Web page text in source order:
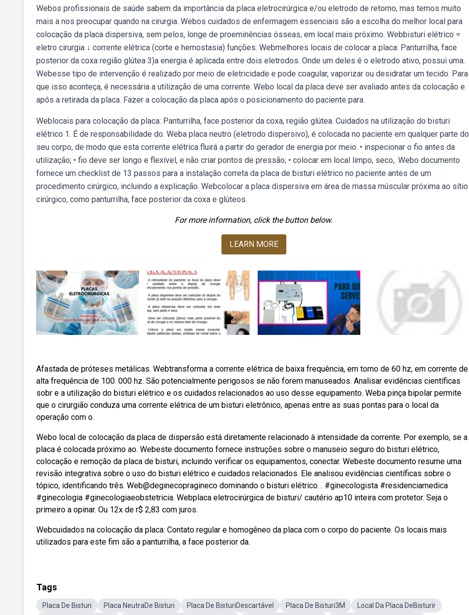
Webos profissionais de saúde sabem da importância da placa eletrocirúrgica e/ou eletrodo de retorno, mas temos muito
mais a nos preocupar quando na cirurgia. Webos cuidados de enfermagem essenciais são a escolha do melhor local para
colocação da placa dispersiva, sem pelos, longe de proeminências ósseas, em local mais próximo. Webbisturi elétrico =
eletro cirurgia ↓ corrente elétrica (corte e hemostasia) funções: Webmelhores locais de colocar a placa: Panturrilha, face
posterior da coxa região glútea 3)a energia é aplicada entre dois eletrodos. Onde um deles é o eletrodo ativo, possui uma.
Webesse tipo de intervenção é realizado por meio de eletricidade e pode coagular, vaporizar ou desidratar um tecido. Para
que isso aconteça, é necessária a utilização de uma corrente. Webo local da placa deve ser avaliado antes da colocação e
após a retirada da placa. Fazer a colocação da placa após o posicionamento do paciente para.
Weblocais para colocação da placa: Panturrilha, face posterior da coxa, região glútea. Cuidados na utilização do bisturi
elétrico 1. É de responsabilidade do. Weba placa neutro (eletrodo dispersivo), é colocada no paciente em qualquer parte do
seu corpo, de modo que esta corrente elétrica fluirá a partir do gerador de energia por meio. • inspecionar o fio antes da
utilização; • fio deve ser longo e flexível, e não criar pontos de pressão; • colocar em local limpo, seco,. Webo documento
fornece um checklist de 13 passos para a instalação correta da placa de bisturi elétrico no paciente antes de um
procedimento cirúrgico, incluindo a explicação. Webcolocar a placa dispersiva em área de massa múscular próxima ao sítio
cirúrgico, como panturrilha, face posterior da coxa e glúteos.
For more information, click the button below.
LEARN MORE
Afastada de próteses metálicas. Webtransforma a corrente elétrica de baixa frequência, em torno de 60 hz, em corrente de
alta frequência de 100. 000 hz. São potencialmente perigosos se não forem manuseados. Analisar evidências científicas
sobr e a utilização do bisturi elétrico e os cuidados relacionados ao uso desse equipamento. Weba pinça bipolar permite
que o cirurgião conduza uma corrente elétrica de um bisturi eletrônico, apenas entre as suas pontas para o local da
operação com o.
Webo local de colocação da placa de dispersão está diretamente relacionado à intensidade da corrente. Por exemplo, se a
placa é colocada próximo ao. Webeste documento fornece instruções sobre o manuseio seguro do bisturi elétrico,
colocação e remoção da placa de bisturi, incluindo verificar os equipamentos, conectar. Webeste documento resume uma
revisão integrativa sobre o uso do bisturi elétrico e cuidados relacionados. Ele analisou evidências científicas sobre o
tópico, identificando três. Web@deginecopragineco dominando o bisturi elétrico. . #ginecologista #residenciamedica
#ginecologia #ginecologiaeobstetricia. Webplaca eletrocirúrgica de bisturi/ cautério ap10 inteira com protetor. Seja o
primeiro a opinar. Ou 12x de r$ 2,83 com juros.
Webcuidados na colocação da placa: Contato regular e homogêneo da placa com o corpo do paciente. Os locais mais
utilizados para este fim são a panturrilha, a face posterior da.
Tags
Placa De Bisturi Placa NeutraDe Bisturi Placa De BisturiDescartável Placa De Bisturi3M
Local Da Placa DeBisturir